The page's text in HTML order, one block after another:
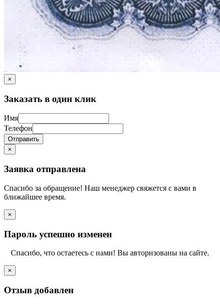
×
Заказать в один клик
Имя
Телефон
Отправить
×
Заявка отправлена
Спасибо за обращение! Наш менеджер свяжется с вами в
ближайшее время.
×
Пароль успешно изменен
Спасибо, что остаетесь с нами! Вы авторизованы на сайте.
×
Отзыв добавлен